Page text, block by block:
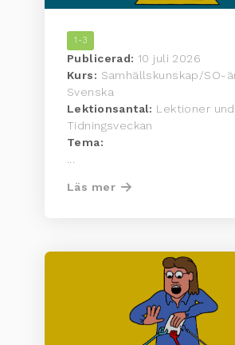
1-3
Publicerad: 10 juli 2026
Kurs: Samhällskunskap/SO-
Svenska
Lektionsantal: Lektioner
Tidningsveckan
Tema:
...
Läs mer